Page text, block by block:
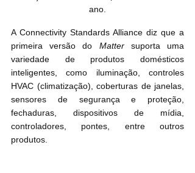
ano.
A Connectivity Standards Alliance diz que a
primeira versão do Matter suporta uma
variedade de produtos domésticos
inteligentes, como iluminação, controles
HVAC (climatização), coberturas de janelas,
sensores de segurança e proteção,
fechaduras, dispositivos de mídia,
controladores, pontes, entre outros
produtos.